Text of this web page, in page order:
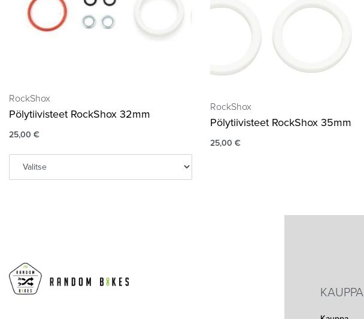
RockShox
Pölytiivisteet RockShox 32mm
25,00 €
RockShox
Pölytiivisteet RockShox 35mm
25,00 €
KAUPPA